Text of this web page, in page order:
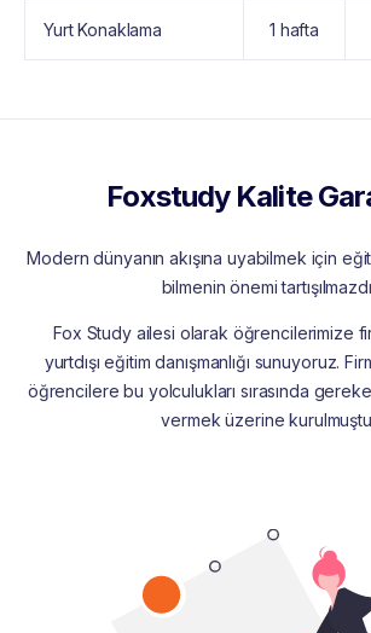
Yurt Konaklama 1 hafta
Foxstudy Kalite
Modern dünyanın akışına uyabilmek için
bilmenin önemi
Fox Study ailesi olarak öğrencilerimize
yurtdışı eğitim danışmanlığı sunuyoruz.
öğrencilere bu yolculukları sırasında
vermek üzerine